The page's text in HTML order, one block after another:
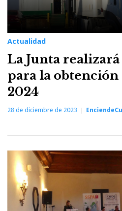
Actualidad
La Junta
para la obtención
2024
28 de diciembre de 2023